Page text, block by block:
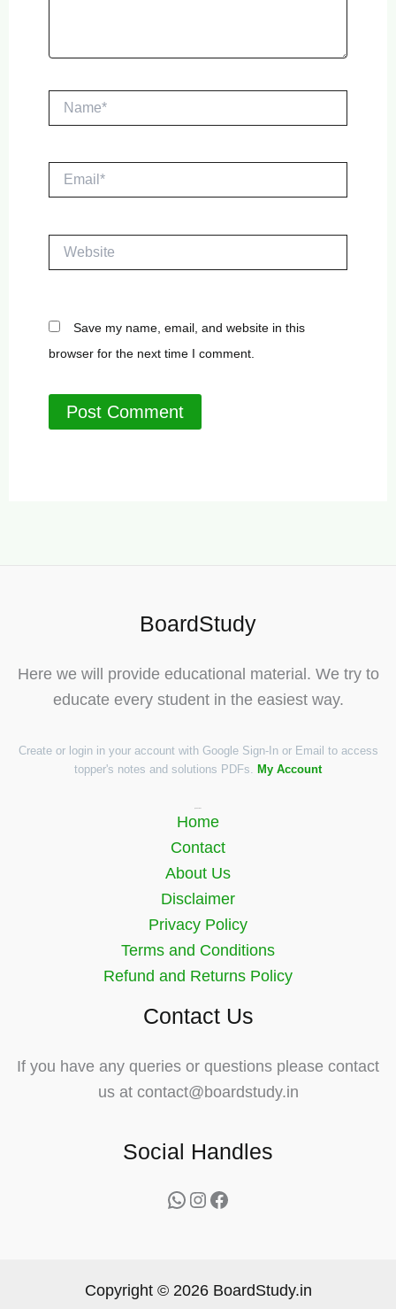
Save my name, email, and website in this
browser for the next time I comment.
BoardStudy
Here we will provide educational material. We try to
educate every student in the easiest way.
Create or login in your account with Google Sign-In or Email to access
topper's notes and solutions PDFs.
My Account
Home
Contact
About Us
Disclaimer
Privacy Policy
Terms and Conditions
Refund and Returns Policy
Contact Us
If you have any queries or questions please contact
us at contact@boardstudy.in
Social Handles
WhatsApp
Instagram
Facebook
Copyright © 2026 BoardStudy.in